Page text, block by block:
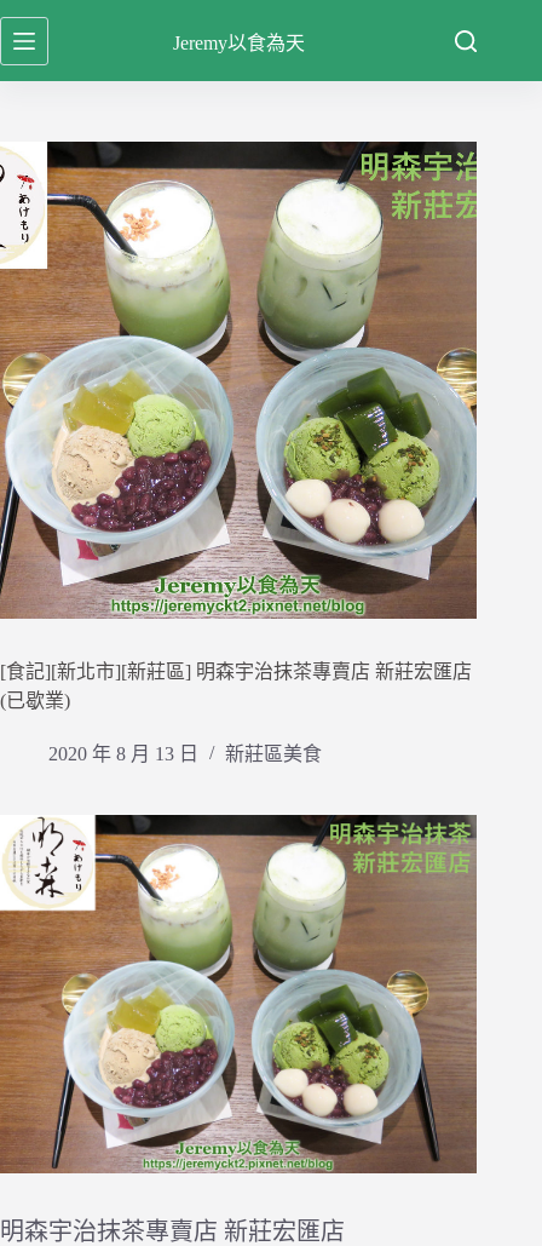
跳
至
容
Jeremy以食為天
[食記][新北市][新莊區] 明森宇治抹茶專賣店 新莊宏匯店
(已歇業)
2020 年 8 月 13 日 新莊區美食
明森宇治抹茶專賣店 新莊宏匯店